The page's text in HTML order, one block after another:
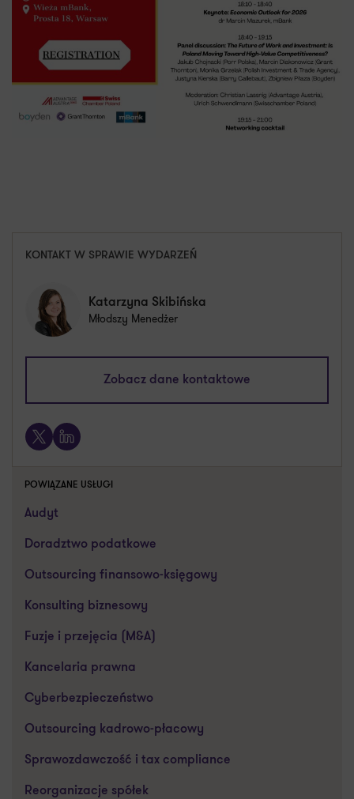
KONTAKT W SPRAWIE WYDARZEŃ
Katarzyna Skibińska
Młodszy Menedżer
Zobacz dane kontaktowe
X LinkedIn
POWIĄZANE USŁUGI
Audyt
Doradztwo podatkowe
Outsourcing finansowo-księgowy
Konsulting biznesowy
Fuzje i przejęcia (M&A)
Kancelaria prawna
Cyberbezpieczeństwo
Outsourcing kadrowo-płacowy
Sprawozdawczość i tax compliance
Reorganizacje spółek